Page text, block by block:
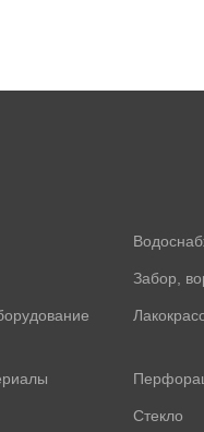
Забор,
Стекло